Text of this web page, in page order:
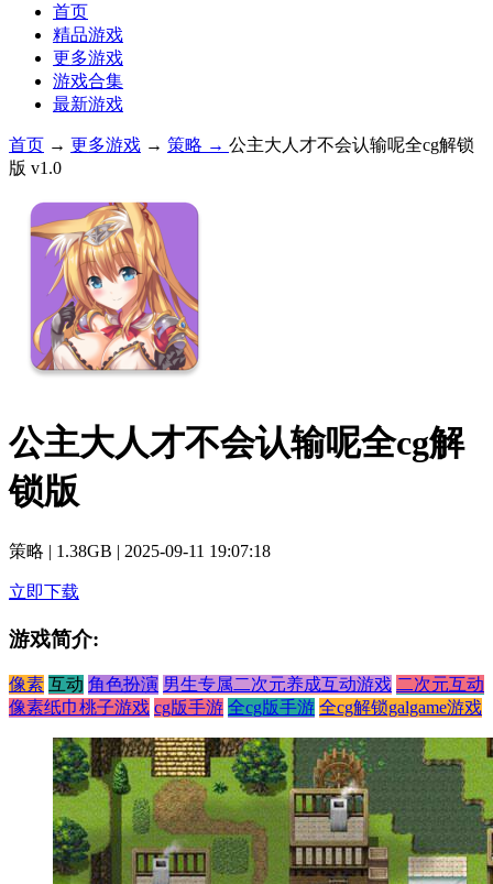
首页
精品游戏
更多游戏
游戏合集
最新游戏
首页 → 更多游戏 → 策略 → 公主大人才不会认输呢全cg解锁
版 v1.0
公主大人才不会认输呢全cg解
锁版
策略 | 1.38GB | 2025-09-11 19:07:18
立即下载
游戏简介:
像素 互动 角色扮演 男生专属二次元养成互动游戏 二次元互动
像素纸巾桃子游戏 cg版手游 全cg版手游 全cg解锁galgame游戏